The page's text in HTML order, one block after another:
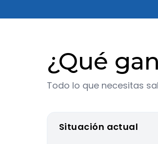
¿Qué
Todo lo que necesitas
Situación actual